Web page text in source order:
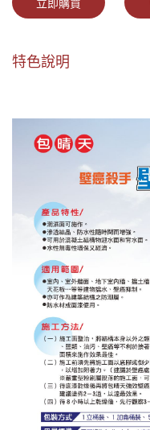
特色說明